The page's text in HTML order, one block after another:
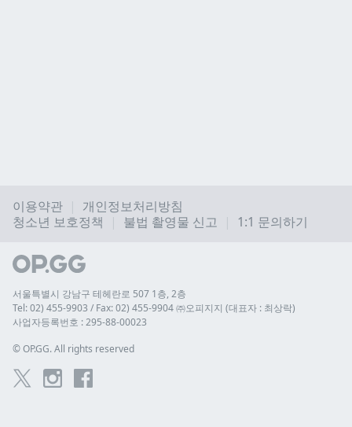
이용약관
개인정보처리방침
청소년 보호정책
불법 촬영물 신고 1:1 문의하기
서울특별시 강남구 테헤란로 507 1층, 2층
Tel: 02) 455-9903 / Fax: 02) 455-9904 ㈜오피지지 (대표자 : 최상락)
사업자등록번호 : 295-88-00023
© OP.GG. All rights reserved